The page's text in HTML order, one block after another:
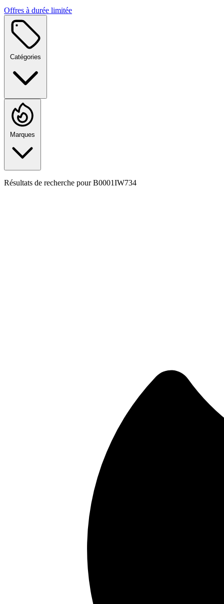
Offres à durée limitée
Catégories
Marques
Résultats de recherche pourB0001IW734